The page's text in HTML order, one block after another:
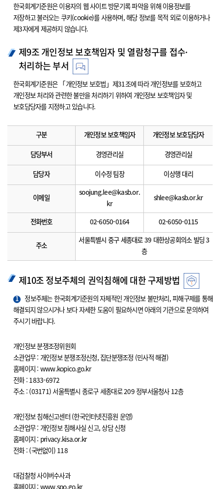
한국회계기준원은 이용자의 웹 사이트 방문기록 파악을 위해 이용정보를
저장하고 불러오는 쿠키(cookie)를 사용하며, 해당 정보를 목적 외로 이용하거나
제3자에게 제공하지 않습니다.
제9조 개인정보 보호책임자 및 열람청구를 접수·
처리하는 부서
한국회계기준원은 「개인정보 보호법」제31조에 따라 개인정보를 보호하고
개인정보 처리와 관련한 불만을 처리하기 위하여 개인정보 보호책임자 및
보호담당자를 지정하고 있습니다.
구분 개인정보 보호책임자 개인정보 보호담당자
담당부서 경영관리실 경영관리실
담당자 이수정 팀장 이상행 대리
이메일
soojung.lee@kasb.or.
kr
shlee@kasb.or.kr
전화번호 02-6050-0164 02-6050-0115
주소
서울특별시 중구 세종대로 39 대한상공회의소 빌딩 3
층
제10조 정보주체의 권익침해에 대한 구제방법
1
정보주체는 한국회계기준원의 자체적인 개인정보 불만처리, 피해구제를 통해
해결되지 않으시거나 보다 자세한 도움이 필요하시면 아래의 기관으로 문의하여
주시기 바랍니다.
개인정보 분쟁조정위원회
소관업무 : 개인정보 분쟁조정신청, 집단분쟁조정 (민사적 해결)
홈페이지 : www.kopico.go.kr
전화 : 1833-6972
주소 : (03171) 서울특별시 종로구 세종대로 209 정부서울청사 12층
개인정보 침해신고센터 (한국인터넷진흥원 운영)
소관업무 : 개인정보 침해사실 신고, 상담 신청
홈페이지 : privacy.kisa.or.kr
전화 : (국번없이) 118
대검찰청 사이버수사과
홈페이지 : www.spo.go.kr